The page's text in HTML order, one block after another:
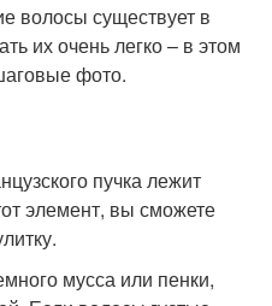
волосы существует в
их очень легко – в этом
фото.
пучка лежит
элемент, вы сможете
мусса или пенки,